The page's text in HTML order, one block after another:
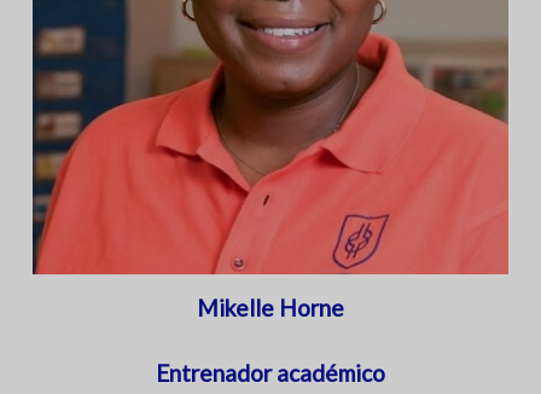
Mikelle Horne
Entrenador académico